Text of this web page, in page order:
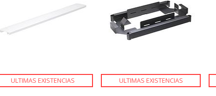
ULTIMAS EXISTENCIAS ULTIMAS EXISTENCIAS